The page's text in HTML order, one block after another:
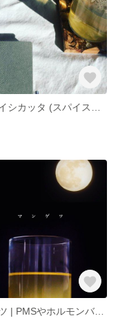
マンゲツ | PMSやホルモンバランスの乱れに。(ティーバッグ7包入り)